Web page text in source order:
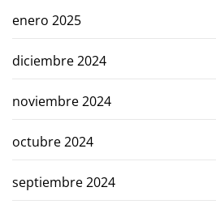
enero 2025
diciembre 2024
noviembre 2024
octubre 2024
septiembre 2024